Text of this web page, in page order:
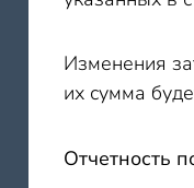
Изменения
их сумма
Отчетность